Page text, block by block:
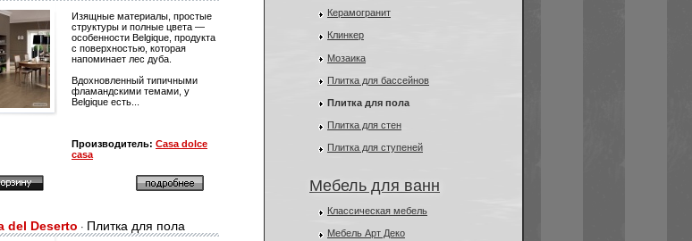
Изящные материалы, простые
структуры и полные цвета —
особенности Belgique, продукта
с поверхностью, которая
напоминает лес дуба.
Вдохновленный типичными
фламандскими темами, у
Belgique есть...
Производитель: Casa dolce
casa
del Deserto · Плитка для пола
Керамогранит
Клинкер
Мозаика
Плитка для бассейнов
Плитка для пола
Плитка для стен
Плитка для ступеней
Мебель для ванн
Классическая мебель
Мебель Арт Деко